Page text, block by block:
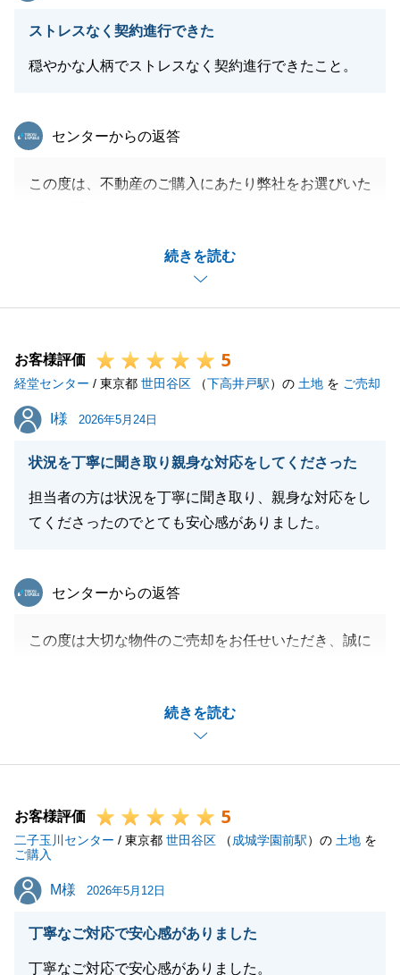
ストレスなく契約進行できた
穏やかな人柄でストレスなく契約進行できたこと。
続きを読む
東急リバブル
センターからの返答
この度は、不動産のご購入にあたり弊社をお選びいた
き、そこからのお付き合いとなった運命的な出会いと
個人的には感じております。
いつもスムーズにご連絡のやり取りのご対応を頂き、
引き続き、何か私共でお役に立てることがございまし
たらお気軽にご連絡頂けますと幸いです。
今後とも何卒よろしくお願い申し上げます。
お客様評価 5
経堂センター / 東京都 世田谷区 （下高井戸駅）の 土地 を ご売却
I様
I様 2026年5月24日
状況を丁寧に聞き取り親身な対応をしてくださった
担当者の方は状況を丁寧に聞き取り、親身な対応をし
てくださったのでとても安心感がありました。
続きを読む
東急リバブル
センターからの返答
この度は大切な物件のご売却をお任せいただき、誠に
直近でも近隣での売却をお手伝いさせていただいた実
そのためエリアの特性も熟知しており、非常に親近感
その結果、無事に買主様との素晴らしいご縁を取り持
つことができました事を大変嬉しく思っております。
また、ご両親様に代わり、I様には多大なるご協力を
賜りましたこと、心より感謝申し上げます。
閉じる
お客様評価 5
二子玉川センター / 東京都 世田谷区 （成城学園前駅）の 土地 を
ご購入
M様
M様 2026年5月12日
丁寧なご対応で安心感がありました
丁寧なご対応で安心感がありました。